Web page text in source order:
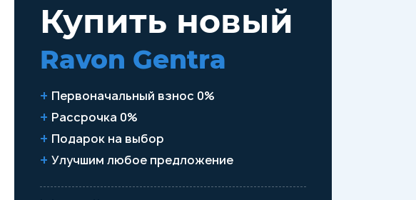
Купить новый
Ravon Gentra
Первоначальный взнос 0%
Рассрочка 0%
Подарок на выбор
Улучшим любое предложение